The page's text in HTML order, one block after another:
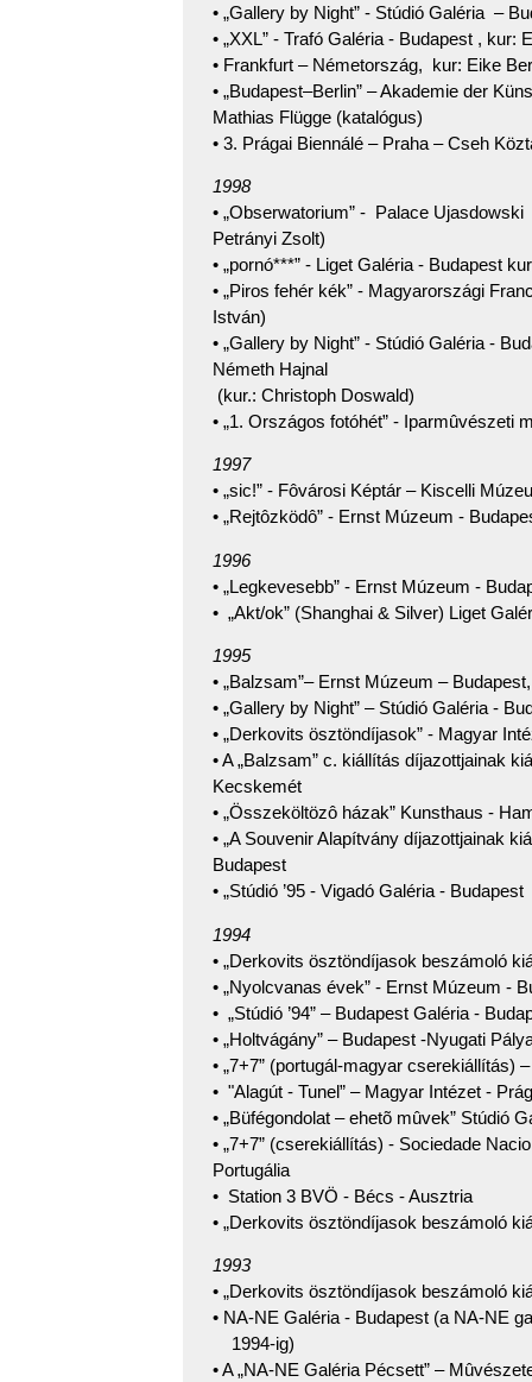
• „Gallery by Night” - Stúdió Galéria –
• „XXL” - Trafó Galéria - Budapest , kur:
• Frankfurt – Németország, kur: Eike
• „Budapest–Berlin” – Akademie der
Mathias Flügge (katalógus)
• 3. Prágai Biennálé – Praha – Cseh
1998
• „Obserwatorium” - Palace
Petrányi Zsolt)
• „pornó***” - Liget Galéria - Budapest
• „Piros fehér kék” - Magyarországi
István)
• „Gallery by Night” - Stúdió Galéria -
Németh Hajnal
(kur.: Christoph Doswald)
• „1. Országos fotóhét” - Iparmûvészeti
1997
• „sic!” - Fôvárosi Képtár – Kiscelli
• „Rejtôzködô” - Ernst Múzeum -
1996
• „Legkevesebb” - Ernst Múzeum -
• „Akt/ok” (Shanghai & Silver) Liget
1995
• „Balzsam”– Ernst Múzeum –
• „Gallery by Night” – Stúdió Galéria -
• „Derkovits ösztöndíjasok” - Magyar
• A „Balzsam” c. kiállítás díjazottjainak
Kecskemét
• „Összeköltözô házak” Kunsthaus -
• „A Souvenir Alapítvány díjazottjainak
Budapest
• „Stúdió ’95 - Vigadó Galéria -
1994
• „Derkovits ösztöndíjasok beszámoló
• „Nyolcvanas évek” - Ernst Múzeum -
• „Stúdió ’94” – Budapest Galéria -
• „Holtvágány” – Budapest -Nyugati
• „7+7” (portugál-magyar cserekiállítás)
• "Alagút - Tunel” – Magyar Intézet -
• „Büfégondolat – ehetõ mûvek” Stúdió
• „7+7” (cserekiállítás) - Sociedade
Portugália
• Station 3 BVÖ - Bécs - Ausztria
• „Derkovits ösztöndíjasok beszámoló
1993
• „Derkovits ösztöndíjasok beszámoló
• NA-NE Galéria - Budapest (a NA-NE
1994-ig)
• A „NA-NE Galéria Pécsett” –